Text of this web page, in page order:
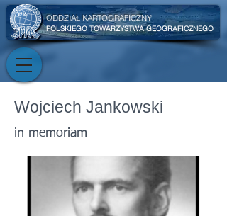
ODDZIAŁ KARTOGRAFICZNY
POLSKIEGO TOWARZYSTWA GEOGRAFICZNEGO
Wojciech Jankowski
in memoriam